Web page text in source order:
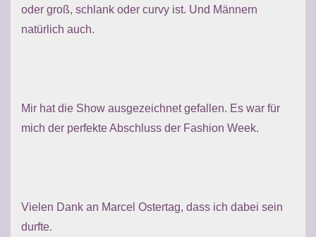
oder groß, schlank oder curvy ist. Und Männern
natürlich auch.
Mir hat die Show ausgezeichnet gefallen. Es war für
mich der perfekte Abschluss der Fashion Week.
Vielen Dank an Marcel Ostertag, dass ich dabei sein
durfte.